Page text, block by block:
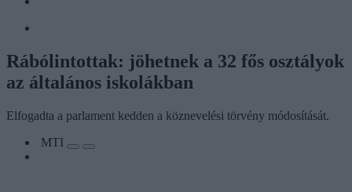
Rábólintottak: jöhetnek a 32 fős osztályok
az általános iskolákban
Elfogadta a parlament kedden a köznevelési törvény módosítását.
MTI